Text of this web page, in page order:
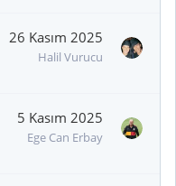
26 Kasım 2025
Halil Vurucu
5 Kasım 2025
Ege Can Erbay